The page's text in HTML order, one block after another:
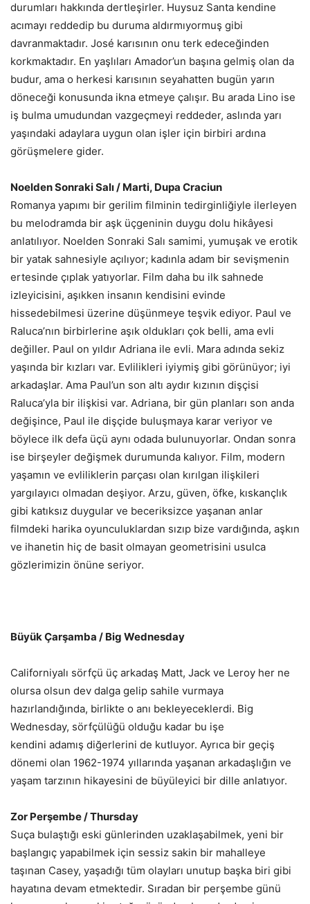
durumları hakkında dertleşirler. Huysuz Santa kendine
acımayı reddedip bu duruma aldırmıyormuş gibi
davranmaktadır. José karısının onu terk edeceğinden
korkmaktadır. En yaşlıları Amador’un başına gelmiş olan da
budur, ama o herkesi karısının seyahatten bugün yarın
döneceği konusunda ikna etmeye çalışır. Bu arada Lino ise
iş bulma umudundan vazgeçmeyi reddeder, aslında yarı
yaşındaki adaylara uygun olan işler için birbiri ardına
görüşmelere gider.
Noelden Sonraki Salı / Marti, Dupa Craciun
Romanya yapımı bir gerilim filminin tedirginliğiyle ilerleyen
bu melodramda bir aşk üçgeninin duygu dolu hikâyesi
anlatılıyor. Noelden Sonraki Salı samimi, yumuşak ve erotik
bir yatak sahnesiyle açılıyor; kadınla adam bir sevişmenin
ertesinde çıplak yatıyorlar. Film daha bu ilk sahnede
izleyicisini, aşıkken insanın kendisini evinde
hissedebilmesi üzerine düşünmeye teşvik ediyor. Paul ve
Raluca’nın birbirlerine aşık oldukları çok belli, ama evli
değiller. Paul on yıldır Adriana ile evli. Mara adında sekiz
yaşında bir kızları var. Evlilikleri iyiymiş gibi görünüyor; iyi
arkadaşlar. Ama Paul’un son altı aydır kızının dişçisi
Raluca’yla bir ilişkisi var. Adriana, bir gün planları son anda
değişince, Paul ile dişçide buluşmaya karar veriyor ve
böylece ilk defa üçü aynı odada bulunuyorlar. Ondan sonra
ise birşeyler değişmek durumunda kalıyor. Film, modern
yaşamın ve evliliklerin parçası olan kırılgan ilişkileri
yargılayıcı olmadan deşiyor. Arzu, güven, öfke, kıskançlık
gibi katıksız duygular ve beceriksizce yaşanan anlar
filmdeki harika oyunculuklardan sızıp bize vardığında, aşkın
ve ihanetin hiç de basit olmayan geometrisini usulca
gözlerimizin önüne seriyor.
Büyük Çarşamba / Big Wednesday
Californiyalı sörfçü üç arkadaş Matt, Jack ve Leroy her ne
olursa olsun dev dalga gelip sahile vurmaya
hazırlandığında, birlikte o anı bekleyeceklerdi. Big
Wednesday, sörfçülüğü olduğu kadar bu işe
kendini adamış diğerlerini de kutluyor. Ayrıca bir geçiş
dönemi olan 1962-1974 yıllarında yaşanan arkadaşlığın ve
yaşam tarzının hikayesini de büyüleyici bir dille anlatıyor.
Zor Perşembe/ Thursday
Suça bulaştığı eski günlerinden uzaklaşabilmek, yeni bir
başlangıç yapabilmek için sessiz sakin bir mahalleye
taşınan Casey, yaşadığı tüm olayları unutup başka biri gibi
hayatına devam etmektedir. Sıradan bir perşembe günü